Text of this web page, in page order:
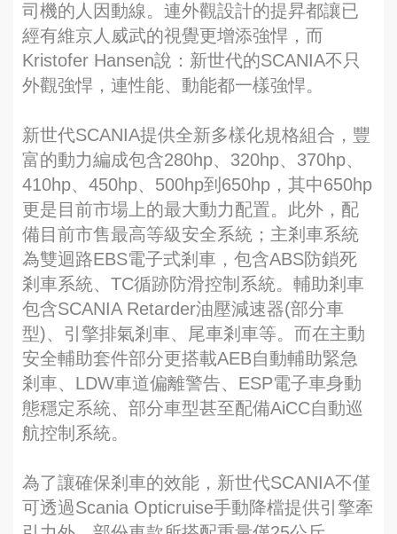
司機的人因動線。連外觀設計的提昇都讓已
經有維京人威武的視覺更增添強悍，而
Kristofer Hansen說：新世代的SCANIA不只
外觀強悍，連性能、動能都一樣強悍。
新世代SCANIA提供全新多樣化規格組合，豐
富的動力編成包含280hp、320hp、370hp、
410hp、450hp、500hp到650hp，其中650hp
更是目前市場上的最大動力配置。此外，配
備目前市售最高等級安全系統；主剎車系統
為雙迴路EBS電子式剎車，包含ABS防鎖死
剎車系統、TC循跡防滑控制系統。輔助剎車
包含SCANIA Retarder油壓減速器(部分車
型)、引擎排氣剎車、尾車剎車等。而在主動
安全輔助套件部分更搭載AEB自動輔助緊急
剎車、LDW車道偏離警告、ESP電子車身動
態穩定系統、部分車型甚至配備AiCC自動巡
航控制系統。
為了讓確保剎車的效能，新世代SCANIA不僅
可透過Scania Opticruise手動降檔提供引擎牽